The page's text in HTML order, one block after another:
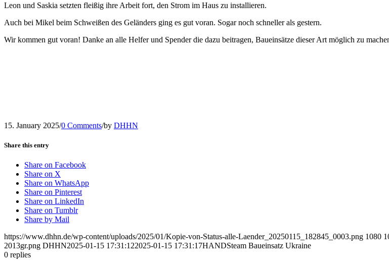
Leon und Saskia setzten fleißig ihre Arbeit fort, den Strom im Haus zu installieren.
Auch bei Mikel beim Schweißen des Geländers ging es gut voran. Sogar noch schneller als gestern.
Wir kommen gut voran! Danke an alle Helfer und Spender die dazu beitragen, Baueinsätze dieser Art möglich zu
15. January 2025/0 Comments/by DHHN
Share this entry
Share on Facebook
Share on X
Share on WhatsApp
Share on Pinterest
Share on LinkedIn
Share on Tumblr
Share by Mail
https://www.dhhn.de/wp-content/uploads/2025/01/Kopie-von-Status-alle-Laender_20250115_182845_0003.png 1080
2013gr.png DHHN2025-01-15 17:31:122025-01-15 17:31:17HANDSteam Baueinsatz Ukraine
0 replies